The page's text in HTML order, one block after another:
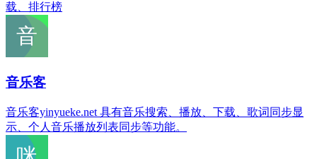
载、排行榜
音乐客
音乐客yinyueke.net 具有音乐搜索、播放、下载、歌词同步显
示、个人音乐播放列表同步等功能。